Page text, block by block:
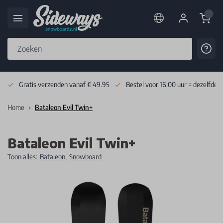
Cart
Gratis verzenden vanaf € 49.95 Bestel voor 16:00 uur = dezelfde
Home Bataleon Evil Twin+
Bataleon Evil Twin+
Toon alles: Bataleon, Snowboard